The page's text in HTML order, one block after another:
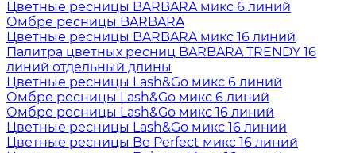
Цветные ресницы BARBARA микс 6 линий
Омбре ресницы BARBARA
Цветные ресницы BARBARA микс 16 линий
Палитра цветных ресниц BARBARA TRENDY 16
линий отдельный длины
Цветные ресницы Lash&Go микс 6 линий
Омбре ресницы Lash&Go микс 6 линий
Омбре ресницы Lash&Go микс 16 линий
Цветные ресницы Lash&Go микс 16 линий
Цветные ресницы Be Perfect микс 16 линий